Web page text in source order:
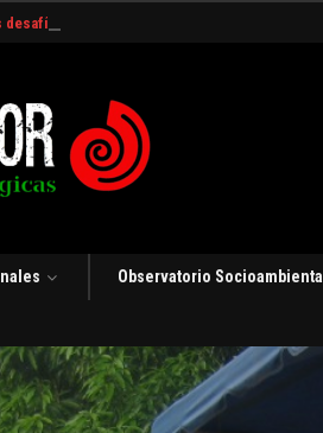
y estrategias de resistencia
Observatorio Socioambiental